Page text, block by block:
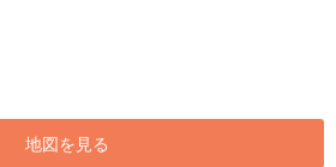
地図を見る